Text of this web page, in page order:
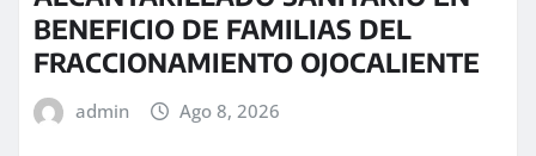
BENEFICIO DE FAMILIAS DEL
FRACCIONAMIENTO OJOCALIENTE
admin Ago 8, 2026